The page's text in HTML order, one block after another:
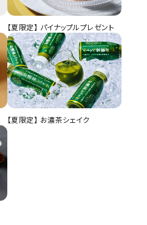
【夏限定】 パイナップルプレゼント
【夏限定】 お濃茶シェイク